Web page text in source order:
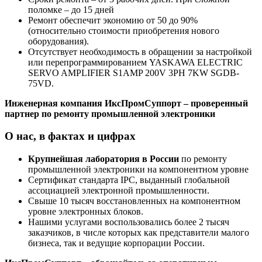
поломке – до 15 дней
Ремонт обеспечит экономию от 50 до 90%
(относительно стоимости приобретения нового
оборудования).
Отсутствует необходимость в обращении за настройкой
или перепрограммированием YASKAWA ELECTRIC
SERVO AMPLIFIER S1AMP 200V 3PH 7KW SGDB-
75VD.
Инженерная компания ИксПромСуппорт – проверенный
партнер по ремонту промышленной электроники
О нас, в фактах и цифрах
Крупнейшая лаборатория в России по ремонту
промышленной электроники на компонентном уровне
Сертификат стандарта IPC, выданный глобальной
ассоциацией электронной промышленности.
Свыше 10 тысяч восстановленных на компонентном
уровне электронных блоков.
Нашими услугами воспользовались более 2 тысяч
заказчиков, в числе которых как представители малого
бизнеса, так и ведущие корпорации России.